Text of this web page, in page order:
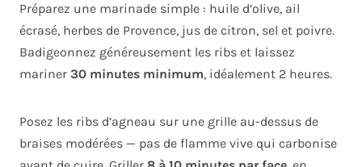
Préparez une marinade simple : huile d’olive, ail
écrasé, herbes de Provence, jus de citron, sel et poivre.
Badigeonnez généreusement les ribs et laissez
mariner 30 minutes minimum, idéalement 2 heures.
Posez les ribs d’agneau sur une grille au-dessus de
braises modérées — pas de flamme vive qui carbonise